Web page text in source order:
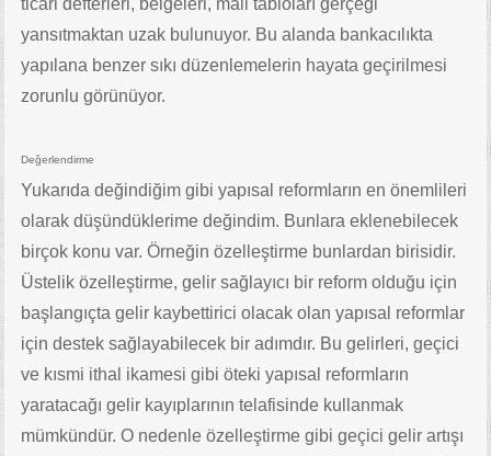
ticari defterleri, belgeleri, mali tabloları gerçeği
yansıtmaktan uzak bulunuyor. Bu alanda bankacılıkta
yapılana benzer sıkı düzenlemelerin hayata geçirilmesi
zorunlu görünüyor.
Değerlendirme
Yukarıda değindiğim gibi yapısal reformların en önemlileri
olarak düşündüklerime değindim. Bunlara eklenebilecek
birçok konu var. Örneğin özelleştirme bunlardan birisidir.
Üstelik özelleştirme, gelir sağlayıcı bir reform olduğu için
başlangıçta gelir kaybettirici olacak olan yapısal reformlar
için destek sağlayabilecek bir adımdır. Bu gelirleri, geçici
ve kısmi ithal ikamesi gibi öteki yapısal reformların
yaratacağı gelir kayıplarının telafisinde kullanmak
mümkündür. O nedenle özelleştirme gibi geçici gelir artışı